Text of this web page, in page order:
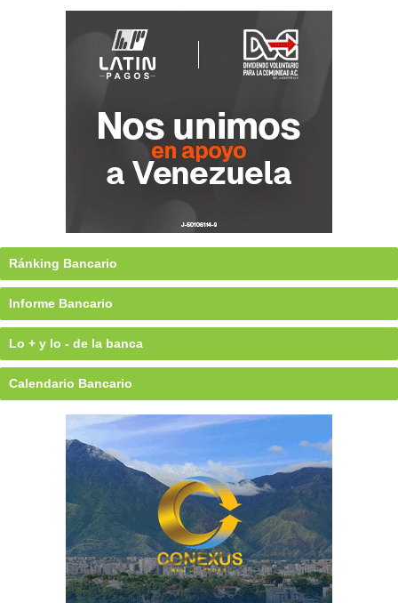
Ránking Bancario
Informe Bancario
Lo + y lo - de la banca
Calendario Bancario